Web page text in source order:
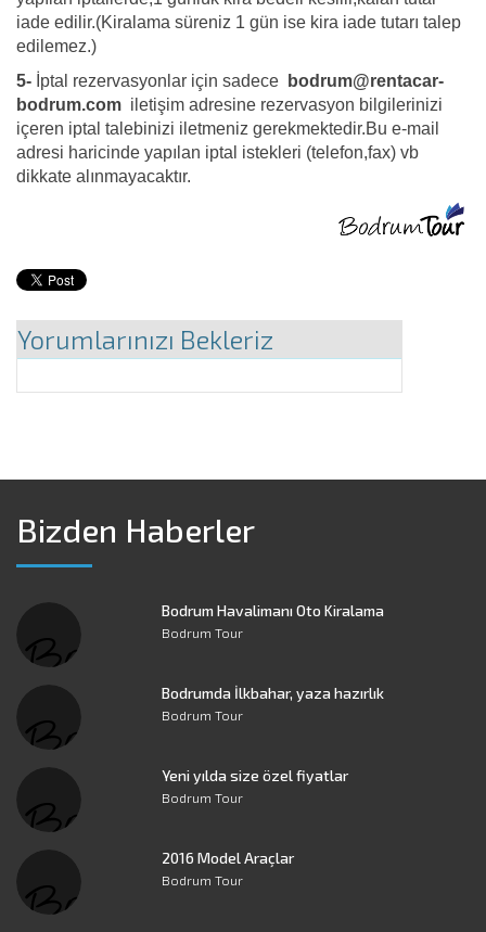
iade edilir.(Kiralama süreniz 1 gün ise kira iade tutarı talep
edilemez.)
5- İptal rezervasyonlar için sadece
bodrum@rentacar-
bodrum.com iletişim adresine rezervasyon bilgilerinizi
içeren iptal talebinizi iletmeniz gerekmektedir.Bu e-mail
adresi haricinde yapılan iptal istekleri (telefon,fax) vb
dikkate alınmayacaktır.
Yorumlarınızı Bekleriz
Bizden Haberler
Bodrum Havalimanı Oto Kiralama
Bodrum Tour
Bodrumda İlkbahar, yaza hazırlık
Bodrum Tour
Yeni yılda size özel fiyatlar
Bodrum Tour
2016 Model Araçlar
Bodrum Tour